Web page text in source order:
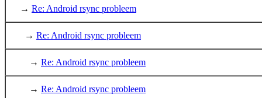
→ Re: Android rsync probleem
→ Re: Android rsync probleem
→ Re: Android rsync probleem
→ Re: Android rsync probleem